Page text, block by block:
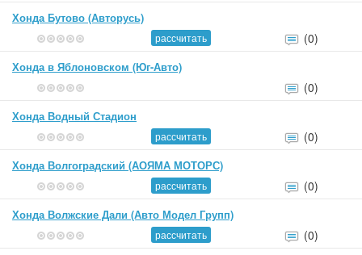
Хонда Бутово (Авторусь)
(0)
рассчитать
Хонда в Яблоновском (Юг-Авто)
(0)
Хонда Водный Стадион
(0)
рассчитать
Хонда Волгоградский (АОЯМА МОТОРС)
(0)
рассчитать
Хонда Волжские Дали (Авто Модел Групп)
(0)
рассчитать